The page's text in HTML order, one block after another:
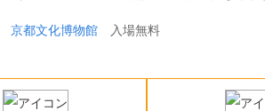
京都文化博物館 入場無料